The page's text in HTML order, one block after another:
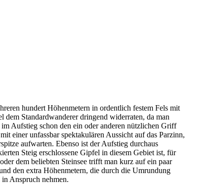
hundert Höhenmetern in ordentlich festem Fels mit
Standardwanderer dringend widerraten, da man
Aufstieg schon den ein oder anderen nützlichen Griff
einer unfassbar spektakulären Aussicht auf das Parzinn,
aufwarten. Ebenso ist der Aufstieg durchaus
Steig erschlossene Gipfel in diesem Gebiet ist, für
dem beliebten Steinsee trifft man kurz auf ein paar
den extra Höhenmetern, die durch die Umrundung
Anspruch nehmen.